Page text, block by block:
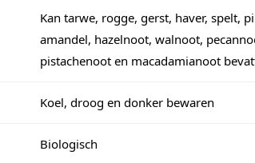
Kan tarwe, rogge, gerst, haver, spelt,
amandel, hazelnoot, walnoot,
pistachenoot en macadamianoot
Koel, droog en donker bewaren
Biologisch